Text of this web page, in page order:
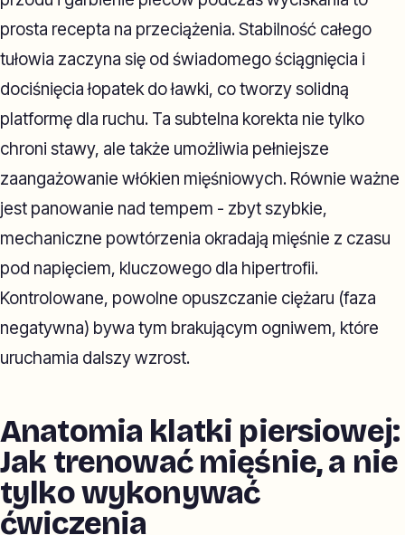
prosta recepta na przeciążenia. Stabilność całego
tułowia zaczyna się od świadomego ściągnięcia i
dociśnięcia łopatek do ławki, co tworzy solidną
platformę dla ruchu. Ta subtelna korekta nie tylko
chroni stawy, ale także umożliwia pełniejsze
zaangażowanie włókien mięśniowych. Równie ważne
jest panowanie nad tempem - zbyt szybkie,
mechaniczne powtórzenia okradają mięśnie z czasu
pod napięciem, kluczowego dla hipertrofii.
Kontrolowane, powolne opuszczanie ciężaru (faza
negatywna) bywa tym brakującym ogniwem, które
uruchamia dalszy wzrost.
Anatomia klatki piersiowej:
Jak trenować mięśnie, a nie
tylko wykonywać
ćwiczenia